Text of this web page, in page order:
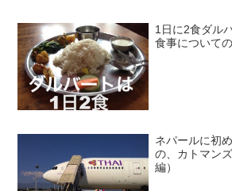
1日に2食ダル
食事について
ネパールに初
の、カトマン
編）